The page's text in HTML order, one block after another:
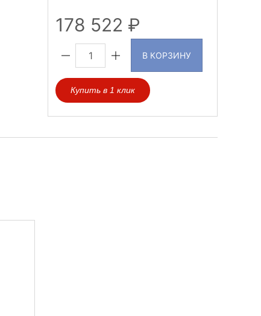
178 522
В КОРЗИНУ
Купить в 1 клик